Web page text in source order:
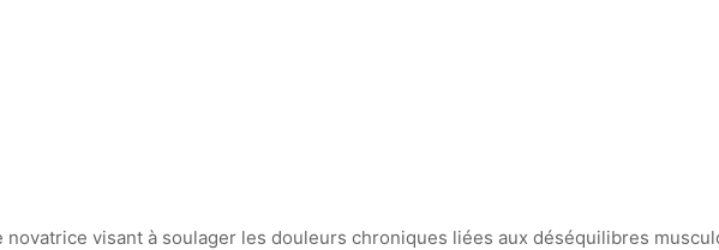
visant à soulager les douleurs chroniques liées aux déséquilibres